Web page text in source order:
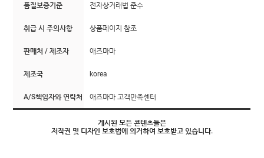
품질보증기준 전자상거래법 준수
취급 시 주의사항 상품페이지 참조
판매처 / 제조자 애즈마마
제조국 korea
A/S책임자와 연락처 애즈마마 고객만족센터
게시된 모든 콘텐츠들은
저작권 및 디자인 보호법에 의거하여 보호받고 있습니다.